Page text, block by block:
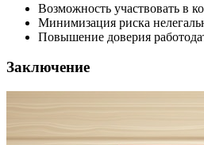
Возможность участвовать в
Минимизация риска
Повышение доверия
Заключение